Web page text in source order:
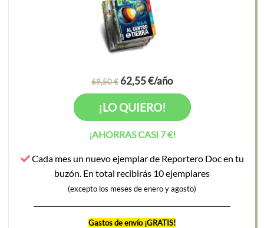
69,50 € 62,55 €/año
¡LO QUIERO!
¡AHORRAS CASI 7 €!
Cada mes un nuevo ejemplar de Reportero Doc en tu
buzón. En total recibirás 10 ejemplares
(excepto los meses de enero y agosto)
Gastos de envío ¡GRATIS!